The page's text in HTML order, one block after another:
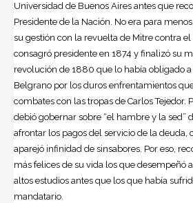
Universidad de Buenos Aires antes que
Presidente de la Nación. No era para
su gestión con la revuelta de Mitre contra
consagró presidente en 1874 y finalizó su
revolución de 1880 que lo había obligado
Belgrano por los duros enfrentamientos
combates con las tropas de Carlos Tejedor.
debió gobernar sobre “el hambre y la sed”
afrontar los pagos del servicio de la deuda,
aparejó infinidad de sinsabores. Por eso,
más felices de su vida los que desempeñó
altos estudios antes que los que había
mandatario.